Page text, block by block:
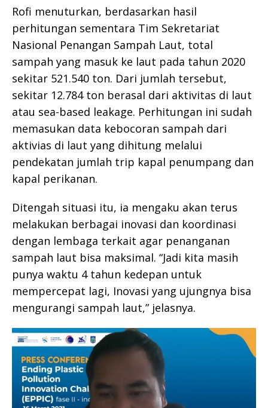
Rofi menuturkan, berdasarkan hasil
perhitungan sementara Tim Sekretariat
Nasional Penangan Sampah Laut, total
sampah yang masuk ke laut pada tahun 2020
sekitar 521.540 ton. Dari jumlah tersebut,
sekitar 12.784 ton berasal dari aktivitas di laut
atau sea-based leakage. Perhitungan ini sudah
memasukan data kebocoran sampah dari
aktivias di laut yang dihitung melalui
pendekatan jumlah trip kapal penumpang dan
kapal perikanan.
Ditengah situasi itu, ia mengaku akan terus
melakukan berbagai inovasi dan koordinasi
dengan lembaga terkait agar penanganan
sampah laut bisa maksimal. “Jadi kita masih
punya waktu 4 tahun kedepan untuk
mempercepat lagi, Inovasi yang ujungnya bisa
mengurangi sampah laut,” jelasnya.